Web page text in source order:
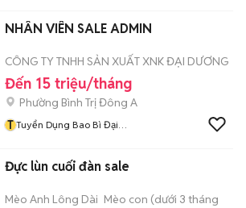
NHÂN VIÊN SALE ADMIN
CÔNG TY TNHH SẢN XUẤT XNK ĐẠI DƯƠNG
Đến 15 triệu/tháng
Phường Bình Trị Đông A
T Tuyển Dụng Bao Bì Đại
Đực lùn cuối đàn sale
Mèo Anh Lông Dài Mèo con (dưới 3 tháng